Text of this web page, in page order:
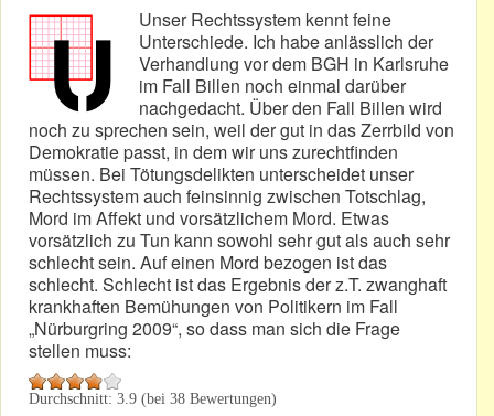
Unser Rechtssystem kennt feine
Unterschiede. Ich habe anlässlich der
Verhandlung vor dem BGH in Karlsruhe
im Fall Billen noch einmal darüber
nachgedacht. Über den Fall Billen wird
noch zu sprechen sein, weil der gut in das Zerrbild von
Demokratie passt, in dem wir uns zurechtfinden
müssen. Bei Tötungsdelikten unterscheidet unser
Rechtssystem auch feinsinnig zwischen Totschlag,
Mord im Affekt und vorsätzlichem Mord. Etwas
vorsätzlich zu Tun kann sowohl sehr gut als auch sehr
schlecht sein. Auf einen Mord bezogen ist das
schlecht. Schlecht ist das Ergebnis der z.T. zwanghaft
krankhaften Bemühungen von Politikern im Fall
„Nürburgring 2009“, so dass man sich die Frage
stellen muss:
Durchschnitt: 3.9 (bei 38 Bewertungen)